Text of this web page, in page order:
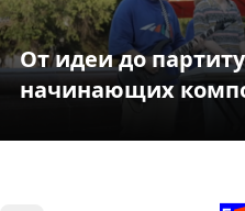
От идеи до
начинающих